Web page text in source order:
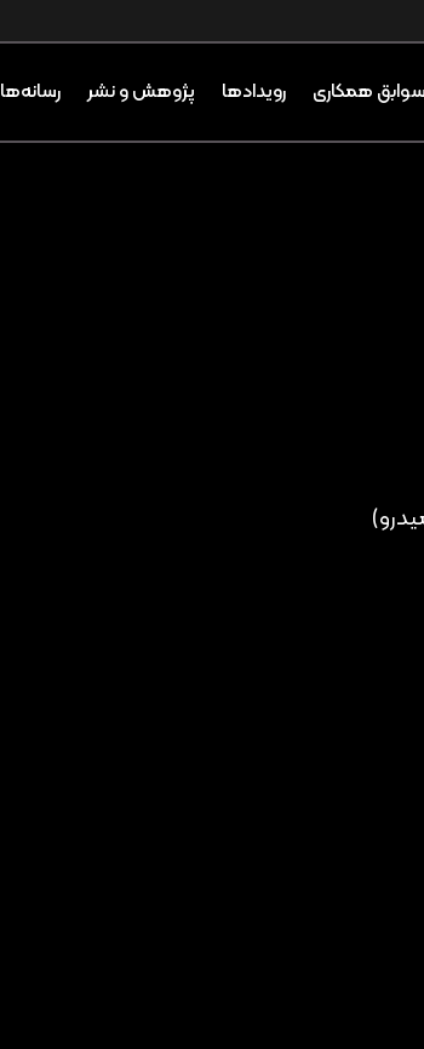
سوابق همکاری رویدادها پژوهش و نشر رسانه‌ها